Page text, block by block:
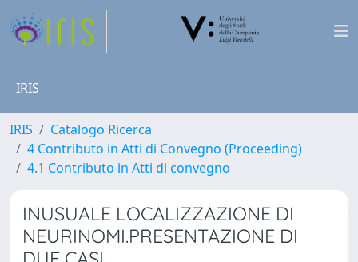
IRIS
IRIS
Catalogo Ricerca
4 Contributo in Atti di Convegno (Proceeding)
4.1 Contributo in Atti di convegno
INUSUALE LOCALIZZAZIONE DI
NEURINOMI.PRESENTAZIONE DI